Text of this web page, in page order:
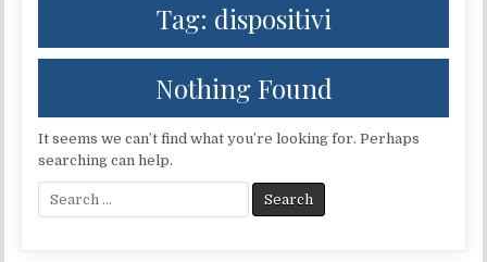
Tag: dispositivi
Nothing Found
It seems we can’t find what you’re looking for. Perhaps
searching can help.
Search for: